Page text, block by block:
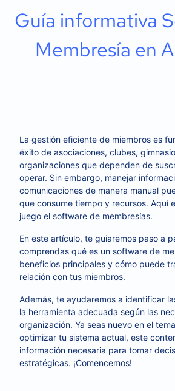
Guía informativa
Membresía en
La gestión eficiente de miembros es
éxito de asociaciones, clubes,
organizaciones que dependen de
operar. Sin embargo, manejar
comunicaciones de manera manual
que consume tiempo y recursos. Aquí
juego el software de membresías.
En este artículo, te guiaremos paso a
comprendas qué es un software de
beneficios principales y cómo puede
relación con tus miembros.
Además, te ayudaremos a identificar
la herramienta adecuada según las
organización. Ya seas nuevo en el
optimizar tu sistema actual, este
información necesaria para tomar
estratégicas. ¡Comencemos!